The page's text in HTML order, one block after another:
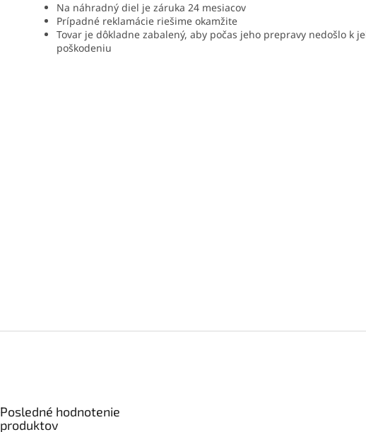
Na náhradný diel je záruka 24 mesiacov
Prípadné reklamácie riešime okamžite
Tovar je dôkladne zabalený, aby počas jeho prepravy nedošlo k
poškodeniu
Posledné hodnotenie
produktov